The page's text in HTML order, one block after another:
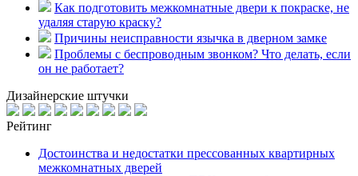
Как подготовить межкомнатные двери к покраске, не
удаляя старую краску?
Причины неисправности язычка в дверном замке
Проблемы с беспроводным звонком? Что делать, если
он не работает?
Дизайнерские штучки
Рейтинг
Достоинства и недостатки прессованных квартирных
межкомнатных дверей